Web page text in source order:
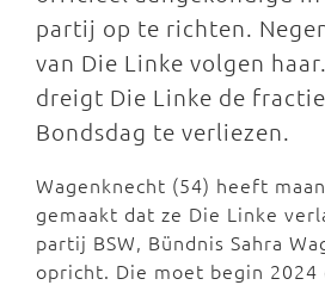
partij op te richten.
van Die Linke volgen
dreigt Die Linke de
Bondsdag te verliezen.
Wagenknecht (54) heeft
gemaakt dat ze Die Linke
partij BSW, Bündnis Sahra
opricht. Die moet begin